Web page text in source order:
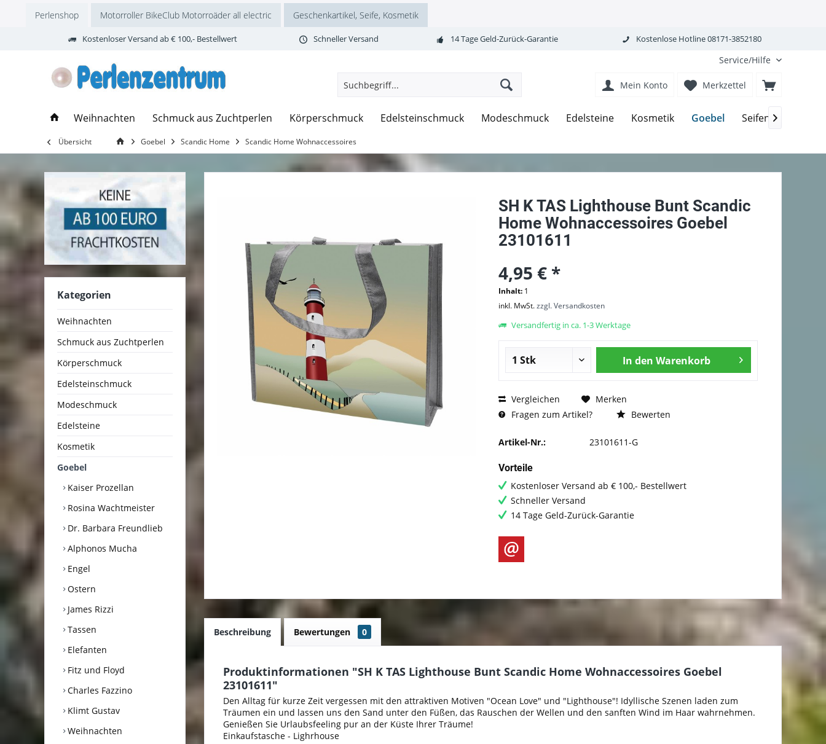
Perlenshop Motorroller BikeClub Motorroäder all electric Geschenkartikel, Seife, Kosmetik
Kostenloser Versand ab € 100,- Bestellwert Schneller Versand 14 Tage Geld-Zurück-Garantie Kostenlose Hotline 08171-3852180
Service/Hilfe
Merkzettel
Mein Konto
Weihnachten Schmuck aus Zuchtperlen Körperschmuck Edelsteinschmuck Modeschmuck Edelsteine Kosmetik Goebel Seifen-
Übersicht Goebel Scandic Home Scandic Home Wohnaccessoires
Kategorien
Weihnachten
Schmuck aus Zuchtperlen
Körperschmuck
Edelsteinschmuck
Modeschmuck
Edelsteine
Kosmetik
Goebel
Kaiser Prozellan
Rosina Wachtmeister
Dr. Barbara Freundlieb
Alphonos Mucha
Engel
Ostern
James Rizzi
Tassen
Elefanten
Fitz und Floyd
Charles Fazzino
Klimt Gustav
Weihnachten
SH K TAS Lighthouse Bunt Scandic
Home Wohnaccessoires Goebel
23101611
4,95 € *
Inhalt: 1
inkl. MwSt.zzgl. Versandkosten
Versandfertig in ca. 1-3 Werktage
In den Warenkorb
Vergleichen
Merken
Fragen zum Artikel?
Bewerten
Artikel-Nr.: 23101611-G
Vorteile
Kostenloser Versand ab € 100,- Bestellwert
Schneller Versand
14 Tage Geld-Zurück-Garantie
Beschreibung Bewertungen 0
Produktinformationen "SH K TAS Lighthouse Bunt Scandic Home Wohnaccessoires Goebel
23101611"
Den Alltag für kurze Zeit vergessen mit den attraktiven Motiven "Ocean Love" und "Lighthouse"! Idyllische Szenen laden zum
Träumen ein und lassen uns den Sand unter den Füßen, das Rauschen der Wellen und den sanften Wind im Haar wahrnehmen.
Genießen Sie Urlaubsfeeling pur an der Küste Ihrer Träume!
Einkaufstasche - Lighrhouse